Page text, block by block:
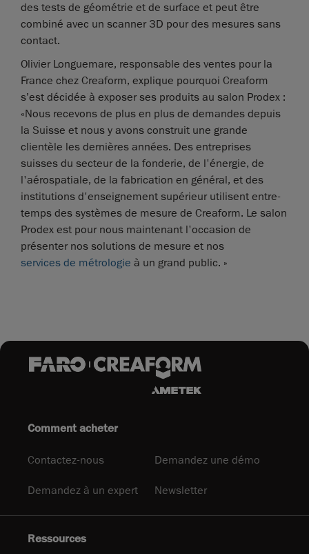
des tests de géométrie et de surface et peut être
combiné avec un scanner 3D pour des mesures sans
contact.
Olivier Longuemare, responsable des ventes pour la
France chez Creaform, explique pourquoi Creaform
s’est décidée à exposer ses produits au salon Prodex :
«Nous recevons de plus en plus de demandes depuis
la Suisse et nous y avons construit une grande
clientèle les dernières années. Des entreprises
suisses du secteur de la fonderie, de l'énergie, de
l'aérospatiale, de la fabrication en général, et des
institutions d'enseignement supérieur utilisent entre-
temps des systèmes de mesure de Creaform. Le salon
Prodex est pour nous maintenant l'occasion de
présenter nos solutions de mesure et nos
services de métrologie à un grand public. »
Comment acheter
Contactez-nous Demandez une démo
Demandez à un expert Newsletter
Ressources